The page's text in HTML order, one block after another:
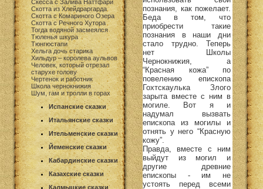
Скесса с Залива Наттфари
Скотта из Хлейдраргарда
Скотта с Комариного Озера
Скотта с Речного Хутора
Тогда водяной засмеялся
Тюленья шкура
Тюнгюстапи
Хельга дочь старика
Хильдур – королева аульвов
Человек, который отрезал
старухе голову
Чертенок и работник
Школа чернокнижия
Шум, гам и тролли в горах
Испанские сказки
Итальянские сказки
Ительменские сказки
Йеменские сказки
Кабардинские сказки
Казахские сказки
Калмыцкие сказки
познания, как пожелает.
Беда в том, что
приобрести такие
познания в наши дни
стало трудно. Теперь
нет Школы
Чернокнижия, а
“Красная кожа” по
повелению епископа
Гохтскаулька Злого
зарыта вместе с ним в
могиле. Вот я и
надумал вызвать
епископа из могилы и
отнять у него “Красную
кожу”.
Правда, вместе с ним
выйдут из могил и
другие древние
епископы - им не
устоять перед всеми